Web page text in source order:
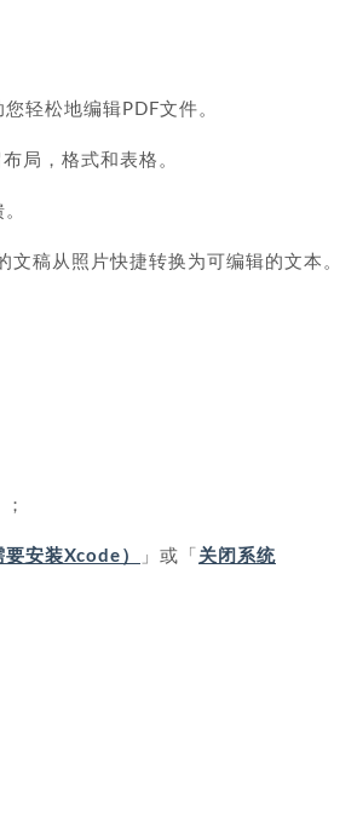
轻松地编辑PDF文件。
局，格式和表格。
稿从照片快捷转换为可编辑的文本。
安装Xcode） 」或「 关闭系统